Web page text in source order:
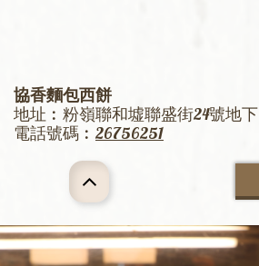
協香麵包西餅
地址︰粉嶺聯和墟聯盛街24號地下
電話號碼︰ 26756251
